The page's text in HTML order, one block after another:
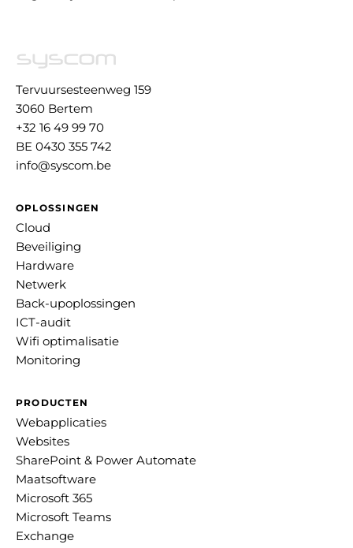
Tervuursesteenweg 159
3060 Bertem
+32 16 49 99 70
BE 0430 355 742
info@syscom.be
OPLOSSINGEN
Cloud
Beveiliging
Hardware
Netwerk
Back-upoplossingen
ICT-audit
Wifi optimalisatie
Monitoring
PRODUCTEN
Webapplicaties
Websites
SharePoint & Power Automate
Maatsoftware
Microsoft 365
Microsoft Teams
Exchange